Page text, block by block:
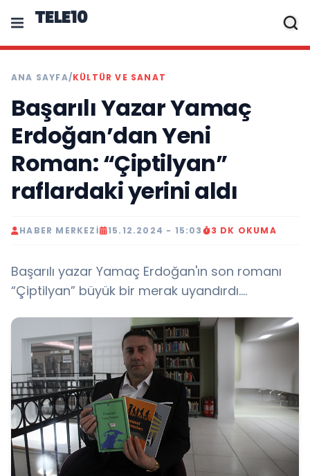
TELE10
ANA SAYFA/KÜLTÜR VE SANAT
Başarılı Yazar Yamaç
Erdoğan’dan Yeni
Roman: “Çiptilyan”
raflardaki yerini aldı
HABER MERKEZI 15.12.2024 - 15:03 3 DK OKUMA
Başarılı yazar Yamaç Erdoğan'ın son romanı
“Çiptilyan” büyük bir merak uyandırdı....